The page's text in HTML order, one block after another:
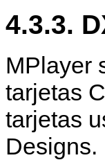
4.3.3.
MPlayer
tarjetas
tarjetas
Designs.